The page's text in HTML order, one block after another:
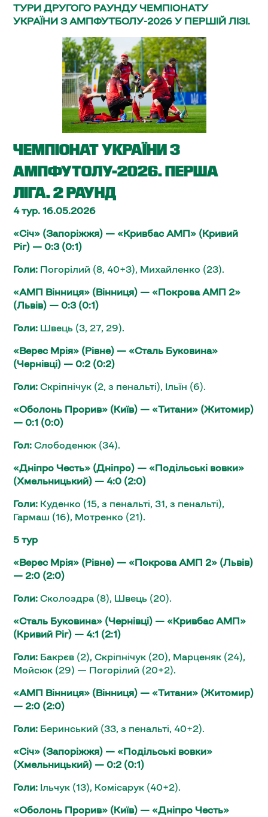
ТУРИ ДРУГОГО РАУНДУ ЧЕМПІОНАТУ
УКРАЇНИ З АМПФУТБОЛУ-2026 У ПЕРШІЙ ЛІЗІ.
ЧЕМПІОНАТ УКРАЇНИ З
АМПФУТОЛУ-2026. ПЕРША
ЛІГА. 2 РАУНД
4 тур. 16.05.2026
«Січ» (Запоріжжя) — «Кривбас АМП» (Кривий
Ріг) — 0:3 (0:1)
Голи: Погорілий (8, 40+3), Михайленко (23).
«АМП Вінниця» (Вінниця) — «Покрова АМП 2»
(Львів) — 0:3 (0:1)
Голи: Швець (3, 27, 29).
«Верес Мрія» (Рівне) — «Сталь Буковина»
(Чернівці) — 0:2 (0:2)
Голи: Скріпнічук (2, з пенальті), Ільїн (6).
«Оболонь Прорив» (Київ) — «Титани» (Житомир)
— 0:1 (0:0)
Гол: Слободенюк (34).
«Дніпро Честь» (Дніпро) — «Подільські вовки»
(Хмельницький) — 4:0 (2:0)
Голи: Куденко (15, з пенальті, 31, з пенальті),
Гармаш (16), Мотренко (21).
5 тур
«Верес Мрія» (Рівне) — «Покрова АМП 2» (Львів)
— 2:0 (2:0)
Голи: Сколоздра (8), Швець (20).
«Сталь Буковина» (Чернівці) — «Кривбас АМП»
(Кривий Ріг) — 4:1 (2:1)
Голи: Бакрєв (2), Скріпнічук (20), Марценяк (24),
Мойсюк (29) — Погорілий (20+2).
«АМП Вінниця» (Вінниця) — «Титани» (Житомир)
— 2:0 (2:0)
Голи: Беринський (33, з пенальті, 40+2).
«Січ» (Запоріжжя) — «Подільські вовки»
(Хмельницький) — 0:2 (0:1)
Голи: Ільчук (13), Комісарук (40+2).
«Оболонь Прорив» (Київ) — «Дніпро Честь»